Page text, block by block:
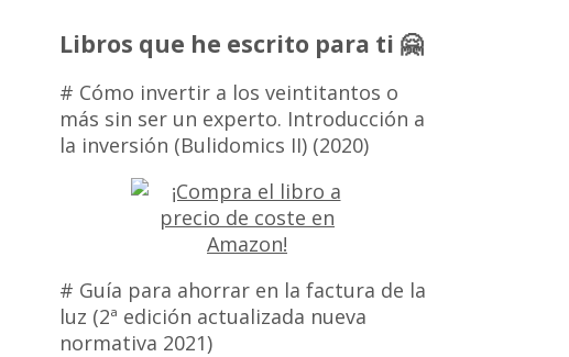
Libros que he escrito para ti 🤗
# Cómo invertir a los veintitantos o
más sin ser un experto. Introducción a
la inversión (Bulidomics II) (2020)
# Guía para ahorrar en la factura de la
luz (2ª edición actualizada nueva
normativa 2021)